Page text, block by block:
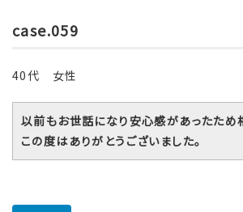
case.059
40代 女性
以前もお世話になり安心感があったため
この度はありがとうございました。